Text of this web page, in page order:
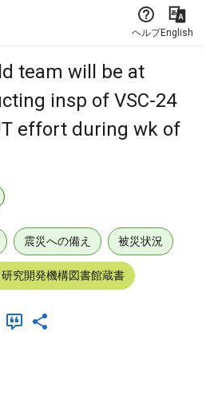
ヘルプEnglish
team will be at
insp of VSC-24
effort during wk of
震災への備え 被災状況
究開発機構図書館蔵書